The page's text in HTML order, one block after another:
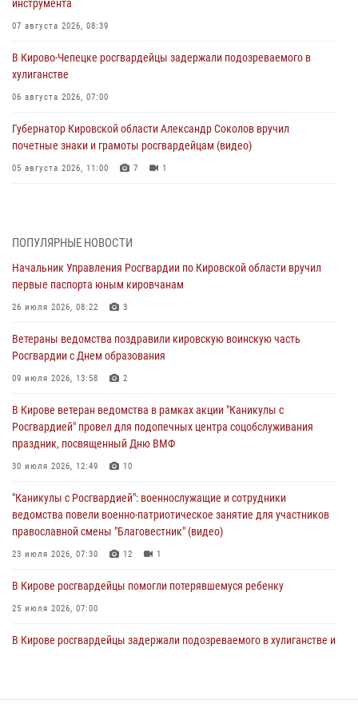
инструмента
07 августа 2026, 08:39
В Кирово-Чепецке росгвардейцы задержали подозреваемого в
хулиганстве
06 августа 2026, 07:00
Губернатор Кировской области Александр Соколов вручил
почетные знаки и грамоты росгвардейцам (видео)
05 августа 2026, 11:00 7 1
04 августа 2026, 09:30
В Кирове росгвардейцы задержали подозреваемого в грабеже
03 августа 2026, 09:01
митинге в честь Дня воздушно-десантных войск
03 августа 2026, 08:45
магазина
02 августа 2026, 07:00
1 августа – День дежурной службы войск национальной гвардии
01 августа 2026, 09:39
ПОПУЛЯРНЫЕ НОВОСТИ
Начальник Управления Росгвардии по Кировской области вручил
первые паспорта юным кировчанам
26 июля 2026, 08:22 3
Ветераны ведомства поздравили кировскую воинскую часть
Росгвардии с Днем образования
09 июля 2026, 13:58 2
В Кирове ветеран ведомства в рамках акции "Каникулы с
Росгвардией" провел для подопечных центра соцобслуживания
праздник, посвященный Дню ВМФ
30 июля 2026, 12:49 10
"Каникулы с Росгвардией": военнослужащие и сотрудники
ведомства повели военно-патриотическое занятие для участников
православной смены "Благовестник" (видео)
23 июля 2026, 07:30 12 1
В Кирове росгвардейцы помогли потерявшемуся ребенку
25 июля 2026, 07:00
В Кирове росгвардейцы задержали подозреваемого в хулиганстве и